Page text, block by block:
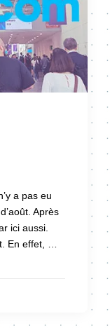
a pas eu
Après
ici aussi.
En effet, …